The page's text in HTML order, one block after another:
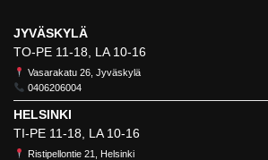
JYVÄSKYLÄ
TO-PE 11-18, LA 10-16
Vasarakatu 26, Jyväskylä
0406206004
HELSINKI
TI-PE 11-18, LA 10-16
Ristipellontie 21, Helsinki